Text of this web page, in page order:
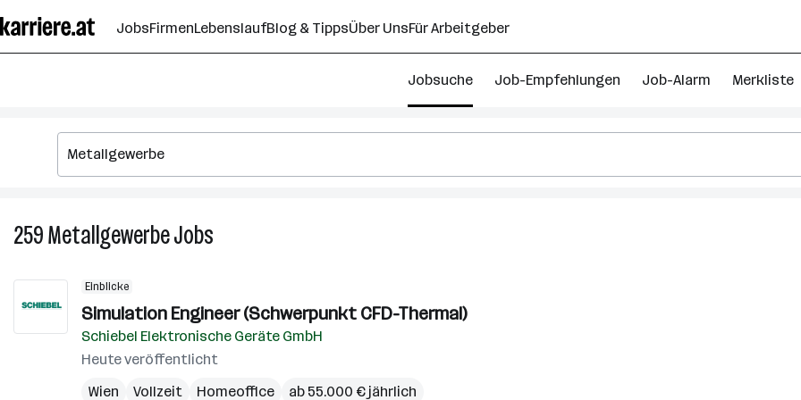
Seiteninhalt
springen
JobsFirmenLebenslaufBlog & TippsÜber UnsFür Arbeitgeber
Jobsuche Job-Empfehlungen Job-Alarm Merkliste
259MetallgewerbeJobs
Einblicke
Simulation Engineer (Schwerpunkt CFD-Thermal)
Schiebel Elektronische Geräte GmbH
Heute veröffentlicht
Wien
Vollzeit Homeoffice ab 55.000 € jährlich